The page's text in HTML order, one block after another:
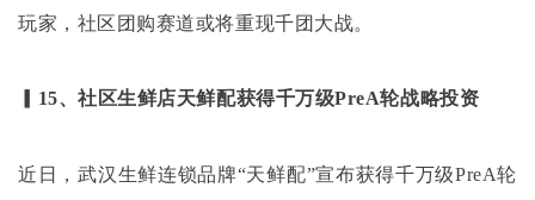
玩家，社区团购赛道或将重现千团大战。
▎15、社区生鲜店天鲜配获得千万级PreA轮战略投资
近日，武汉生鲜连锁品牌“天鲜配”宣布获得千万级PreA轮